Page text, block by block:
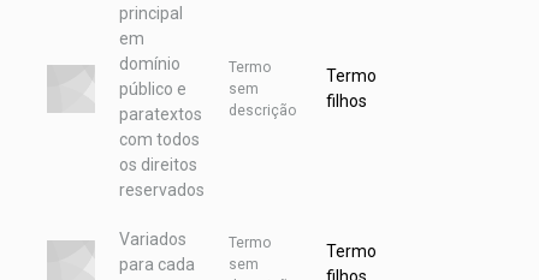
principal
em
domínio
público e
paratextos
com todos
os direitos
reservados
Termo
sem
descrição
Termo sem
filhos
Variados
para cada
Termo
sem
Termo sem